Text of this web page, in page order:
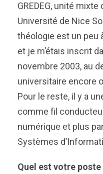
GREDEG, unité
Université de Nice
théologie est un peu
et je m’étais inscrit
novembre 2003, au
universitaire encore
Pour le reste, il y a
comme fil
numérique et plus
Systèmes
Quel est votre